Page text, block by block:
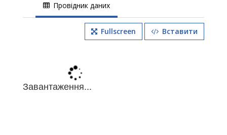
Провідник даних
Fullscreen Вставити